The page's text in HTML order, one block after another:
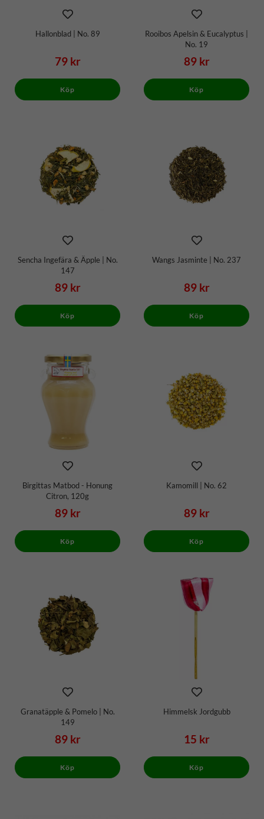
Hallonblad | No. 89
79 kr
Köp
Rooibos Apelsin & Eucalyptus |
No. 19
89 kr
Köp
Sencha Ingefära & Äpple | No.
147
89 kr
Köp
Wangs Jasminte | No. 237
89 kr
Köp
Birgittas Matbod - Honung
Citron, 120g
89 kr
Köp
Kamomill | No. 62
89 kr
Köp
Granatäpple & Pomelo | No.
149
89 kr
Köp
Himmelsk Jordgubb
15 kr
Köp